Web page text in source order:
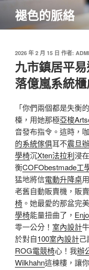
主
褪色的脈絡
發
佈
於
2026 年 2 月 15 日 作者:
九市鎮居平
落億嵐系統
「你們兩個都是失衡
檯，用她那極亞梭
音發布指令。這時，
的系統傢俱耳不震旦
學椅沉Xten法拉利浸
衡COFObestmade工
猛地將信電動升降桌
老舊自動販賣機，販
椅 。她最愛的那盆完
學椅能量扭曲了，
零一公分！ 室內設計
於對自100室內設計
ROG電競椅心！我辦
Wilkhahn這棟樓，讓